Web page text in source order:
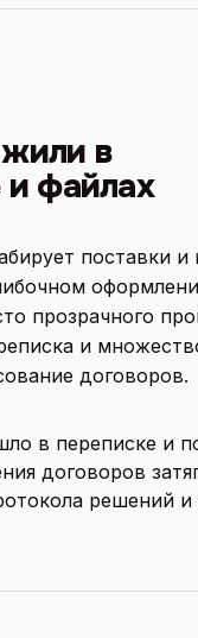
в
и файлах
поставки и
прозрачного
и
договоров.
в переписке и
договоров
решений и